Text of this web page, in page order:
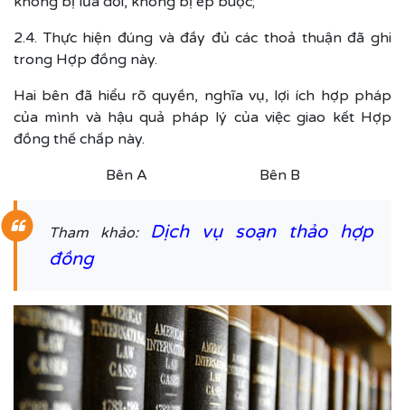
2.4. Thực hiện đúng và đầy đủ các thoả thuận đã ghi
trong Hợp đồng này.
Hai bên đã hiểu rõ quyền, nghĩa vụ, lợi ích hợp pháp
của mình và hậu quả pháp lý của việc giao kết Hợp
đồng thế chấp này.
Bên A Bên B
Tham khảo: Dịch vụ soạn thảo hợp
đồng